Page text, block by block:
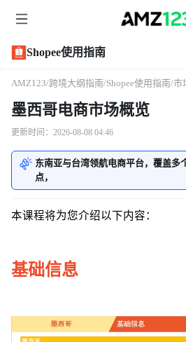
Shopee使用指南
AMZ123/跨境大纲指南/Shopee使用指南/市
墨西哥电商市场概览
更新时间：2026-08-08 04:46
东南亚与台湾领航电商平台，覆盖多
点，
本课程将为您介绍以下内容：
基础信息